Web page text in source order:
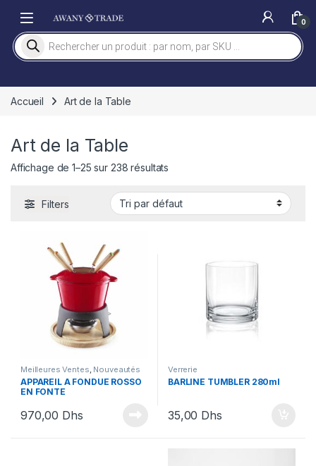
0
Recherche de produits
Accueil Art de la Table
Art de la Table
Affichage de 1–25 sur 238 résultats
Filters
Meilleures Ventes Nouveautés
Lacor ,Plats , Sélection fin
d'année,Sélection Nouveautés
APPAREIL A FONDUE ROSSO
EN FONTE
970,00 Dhs
Verrerie
BARLINE TUMBLER 280ml
35,00 Dhs